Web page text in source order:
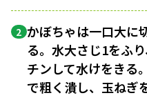
2 かぼちゃは一口大に
る。水大さじ1をふ
チンして水けをきる
で粗く潰し、玉ねぎ